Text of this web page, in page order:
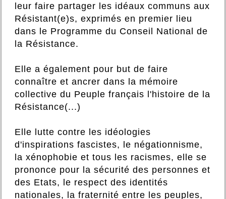
leur faire partager les idéaux communs aux
Résistant(e)s, exprimés en premier lieu
dans le Programme du Conseil National de
la Résistance.
Elle a également pour but de faire
connaître et ancrer dans la mémoire
collective du Peuple français l'histoire de la
Résistance(...)
Elle lutte contre les idéologies
d'inspirations fascistes, le négationnisme,
la xénophobie et tous les racismes, elle se
prononce pour la sécurité des personnes et
des Etats, le respect des identités
nationales, la fraternité entre les peuples,